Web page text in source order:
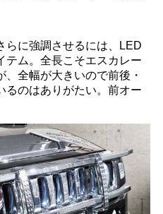
らに強調させるには、LED
テム。全長こそエスカレー
、全幅が大きいので前後・
るのはありがたい。前オー